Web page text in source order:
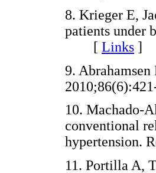
8. Krieger E,
patients under
[ Links ]
9.
10. Machado-
conventional
11. Portilla A,